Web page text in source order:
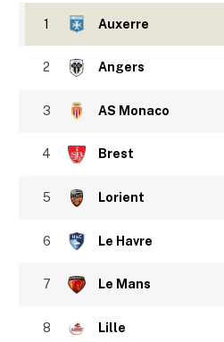
1 Auxerre
2 Angers
3 AS Monaco
4 Brest
5 Lorient
6 Le Havre
7 Le Mans
8 Lille